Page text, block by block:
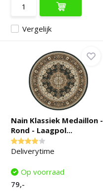
Vergelijk
Nain Klassiek Medaillon -
Rond - Laagpol...
Deliverytime
Op voorraad
79,-